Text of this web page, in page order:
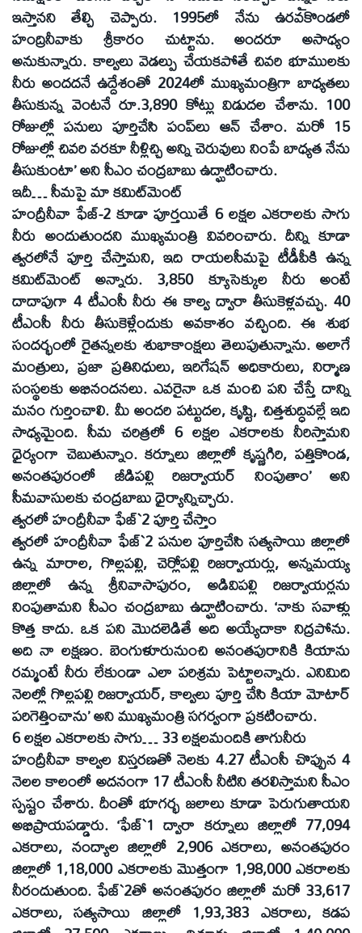
ఇస్తానని తేల్చి చెప్పారు. 1995లో నేను ఉరవకొండలో
హంద్రినీవాకు శ్రీకారం చుట్టాను. అందరూ అసాధ్యం
అనుకున్నారు. కాల్వలు వెడల్పు చేయకపోతే చివరి భూములకు
నీరు అందదనే ఉద్దేశంతో 2024లో ముఖ్యమంత్రిగా బాధ్యతలు
తీసుకున్న వెంటనే రూ.3,890 కోట్లు విడుదల చేశాను. 100
రోజుల్లో పనులు పూర్తిచేసి పంప్‌లు ఆన్‌ చేశాం. మరో 15
రోజుల్లో చివరి వరకూ నీళ్లిచ్చి అన్ని చెరువులు నింపే బాధ్యత నేను
తీసుకుంటా’ అని సీఎం చంద్రబాబు ఉద్ఘాటించారు.
ఇదీ… సీమపై మా కమిట్‌మెంట్‌
హంద్రీనీవా ఫేజ్‌-2 కూడా పూర్తయితే 6 లక్షల ఎకరాలకు సాగు
నీరు అందుతుందని ముఖ్యమంత్రి వివరించారు. దీన్ని కూడా
త్వరలోనే పూర్తి చేస్తామని, ఇది రాయలసీమపై టీడీపీకి ఉన్న
కమిట్‌మెంట్‌ అన్నారు. 3,850 క్యూసెక్కుల నీరు అంటే
దాదాపుగా 4 టీఎంసీ నీరు ఈ కాల్వ ద్వారా తీసుకెళ్లవచ్చు. 40
టీఎంసీ నీరు తీసుకెళ్లేందుకు అవకాశం వచ్చింది. ఈ శుభ
సందర్భంలో రైతన్నలకు శుభాకాంక్షలు తెలుపుతున్నాను. అలాగే
మంత్రులు, ప్రజా ప్రతినిధులు, ఇరిగేషన్‌ అధికారులు, నిర్మాణ
సంస్థలకు అభినందనలు. ఎవరైనా ఒక మంచి పని చేస్తే దాన్ని
మనం గుర్తించాలి. మీ అందరి పట్టుదల, కృష్టి, చిత్తశుద్ధివల్లే ఇది
సాధ్యమైంది. సీమ చరిత్రలో 6 లక్షల ఎకరాలకు నీరిస్తామని
ధైర్యంగా చెబుతున్నాం. కర్నూలు జిల్లాలో కృష్ణగిరి, పత్తికొండ,
అనంతపురంలో జీడిపల్లి రిజర్వాయర్‌ నింపుతాం’ అని
సీమవాసులకు చంద్రబాబు ధైర్యాన్నిచ్చారు.
త్వరలో హంద్రీనీవా ఫేజ్‌`2 పూర్తి చేస్తాం
త్వరలో హంద్రీనీవా ఫేజ్‌`2 పనుల పూర్తిచేసి సత్యసాయి జిల్లాలో
ఉన్న మారాల, గొల్లపల్లి, చెర్లోపల్లి రిజర్వాయర్లు, అన్నమయ్య
జిల్లాలో ఉన్న శ్రీనివాసాపురం, అడివిపల్లి రిజర్వాయర్లను
నింపుతామని సీఎం చంద్రబాబు ఉద్ఘాటించారు. ‘నాకు సవాళ్లు
కొత్త కాదు. ఒక పని మొదలెడితే అది అయ్యేదాకా నిద్రపోను.
అది నా లక్షణం. బెంగుళూరునుంచి అనంతపురానికి కియాను
రమ్మంటే నీరు లేకుండా ఎలా పరిశ్రమ పెట్టాలన్నారు. ఎనిమిది
నెలల్లో గొల్లపల్లి రిజర్వాయర్‌, కాల్వలు పూర్తి చేసి కియా మోటార్‌
పరిగెత్తించాను’ అని ముఖ్యమంత్రి సగర్వంగా ప్రకటించారు.
6 లక్షల ఎకరాలకు సాగు… 33 లక్షలమందికి తాగునీరు
హంద్రీనీవా కాల్వల విస్తరణతో నెలకు 4.27 టీఎంసీ చొప్పున 4
నెలల కాలంలో అదనంగా 17 టీఎంసీ నీటిని తరలిస్తామని సీఎం
స్పష్టం చేశారు. దీంతో భూగర్భ జలాలు కూడా పెరుగుతాయని
అభిప్రాయపడ్డారు. ‘ఫేజ్‌`1 ద్వారా కర్నూలు జిల్లాలో 77,094
ఎకరాలు, నంద్యాల జిల్లాలో 2,906 ఎకరాలు, అనంతపురం
జిల్లాలో 1,18,000 ఎకరాలకు మొత్తంగా 1,98,000 ఎకరాలకు
నీరందుతుంది. ఫేజ్‌`2తో అనంతపురం జిల్లాలో మరో 33,617
ఎకరాలు, సత్యసాయి జిల్లాలో 1,93,383 ఎకరాలు, కడప